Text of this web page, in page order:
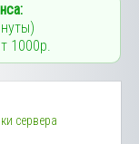
1000р.
сервера